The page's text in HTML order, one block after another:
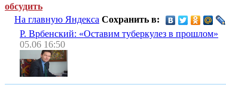
обсудить
На главную Яндекса Сохранить в:
Р. Врбенский: «Оставим туберкулез в прошлом»
05.06 16:50